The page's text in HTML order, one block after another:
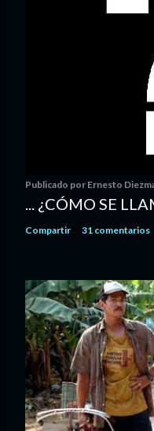
Publicado por Ernesto
... ¿CÓMO SE
Compartir 31 comentarios